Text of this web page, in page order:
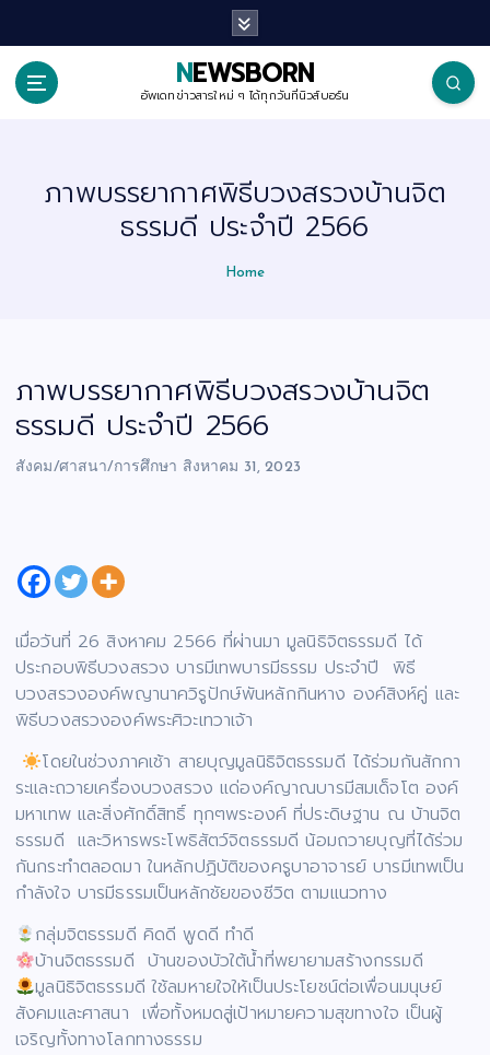
i
NEWSBORN
อัพเดทข่าวสารใหม่ ๆ ได้ทุกวันที่นิวส์บอร์น
ภาพบรรยากาศพิธีบวงสรวงบ้านจิต
ธรรมดี ประจำปี 2566
Home
ภาพบรรยากาศพิธีบวงสรวงบ้านจิต
ธรรมดี ประจำปี 2566
สังคม/ศาสนา/การศึกษา สิงหาคม 31, 2023
เมื่อวันที่ 26 สิงหาคม 2566 ที่ผ่านมา มูลนิธิจิตธรรมดี ได้
ประกอบพิธีบวงสรวง บารมีเทพบารมีธรรม ประจำปี พิธี
บวงสรวงองค์พญานาควิรูปักษ์พันหลักกินหาง องค์สิงห์คู่ และ
พิธีบวงสรวงองค์พระศิวะเทวาเจ้า
โดยในช่วงภาคเช้า สายบุญมูลนิธิจิตธรรมดี ได้ร่วมกันสักกา
ระและถวายเครื่องบวงสรวง แด่องค์ญาณบารมีสมเด็จโต องค์
มหาเทพ และสิ่งศักดิ์สิทธิ์ ทุกๆพระองค์ ที่ประดิษฐาน ณ บ้านจิต
ธรรมดี และวิหารพระโพธิสัตว์จิตธรรมดี น้อมถวายบุญที่ได้ร่วม
กันกระทำตลอดมา ในหลักปฏิบัติของครูบาอาจารย์ บารมีเทพเป็น
กำลังใจ บารมีธรรมเป็นหลักชัยของชีวิต ตามแนวทาง
กลุ่มจิตธรรมดี คิดดี พูดดี ทำดี
บ้านจิตธรรมดี บ้านของบัวใต้น้ำที่พยายามสร้างกรรมดี
มูลนิธิจิตธรรมดี ใช้ลมหายใจให้เป็นประโยชน์ต่อเพื่อนมนุษย์
สังคมและศาสนา เพื่อทั้งหมดสู่เป้าหมายความสุขทางใจ เป็นผู้
เจริญทั้งทางโลกทางธรรม